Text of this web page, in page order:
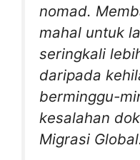
nomad.
mahal untuk
seringkali
daripada
berminggu-
kesalahan
Migrasi